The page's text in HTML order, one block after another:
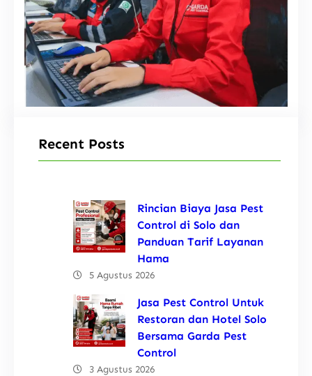
Recent Posts
Rincian Biaya Jasa Pest
Control di Solo dan
Panduan Tarif Layanan
Hama
5 Agustus 2026
Jasa Pest Control Untuk
Restoran dan Hotel Solo
Bersama Garda Pest
Control
3 Agustus 2026